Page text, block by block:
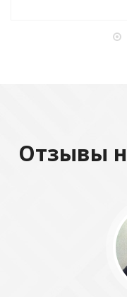
Отзывы